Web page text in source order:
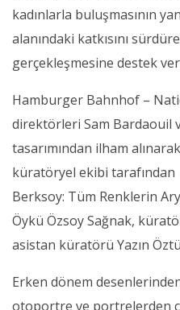
kadınlarla buluşmasının
alanındaki katkısını
gerçekleşmesine destek
Hamburger Bahnhof –
direktörleri Sam Bardaouil
tasarımından ilham
küratöryel ekibi
Berksoy: Tüm Renklerin
Öykü Özsoy Sağnak,
asistan küratörü Yazın
Erken dönem
otoportre ve portrelerden